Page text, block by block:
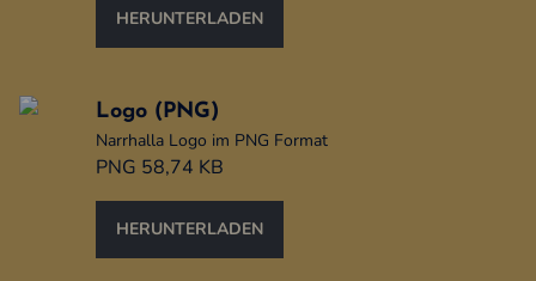
HERUNTERLADEN
Logo (PNG)
Narrhalla Logo im PNG Format
PNG 58,74 KB
HERUNTERLADEN